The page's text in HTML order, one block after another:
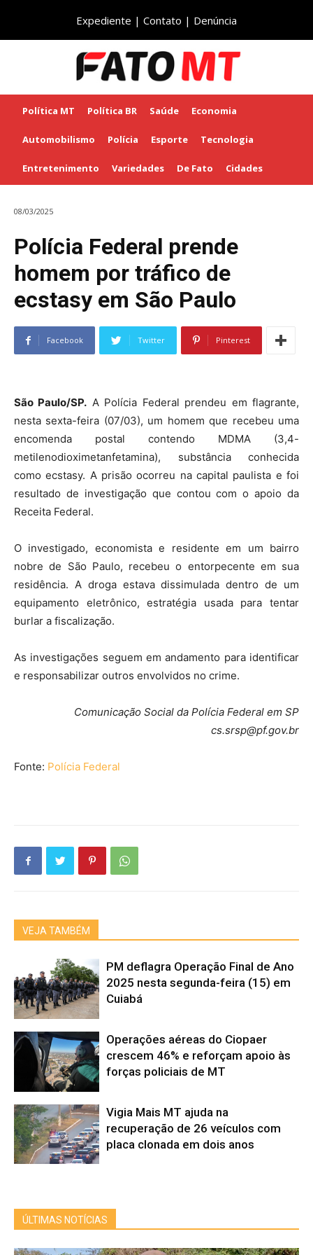
Expediente | Contato | Denúncia
Política MT Política BR Saúde Economia
Automobilismo Polícia Esporte Tecnologia
Entretenimento Variedades De Fato Cidades
08/03/2025
Polícia Federal prende
homem por tráfico de
ecstasy em São Paulo
Facebook Twitter Pinterest
São Paulo/SP. A Polícia Federal prendeu em flagrante,
nesta sexta-feira (07/03), um homem que recebeu uma
encomenda postal contendo MDMA (3,4-
metilenodioximetanfetamina), substância conhecida
como ecstasy. A prisão ocorreu na capital paulista e foi
resultado de investigação que contou com o apoio da
Receita Federal.
O investigado, economista e residente em um bairro
nobre de São Paulo, recebeu o entorpecente em sua
residência. A droga estava dissimulada dentro de um
equipamento eletrônico, estratégia usada para tentar
burlar a fiscalização.
As investigações seguem em andamento para identificar
e responsabilizar outros envolvidos no crime.
Comunicação Social da Polícia Federal em SP
cs.srsp@pf.gov.br
Fonte: Polícia Federal
VEJA TAMBÉM
PM deflagra Operação Final de Ano
2025 nesta segunda-feira (15) em
Cuiabá
Operações aéreas do Ciopaer
crescem 46% e reforçam apoio às
forças policiais de MT
Vigia Mais MT ajuda na
recuperação de 26 veículos com
placa clonada em dois anos
ÚLTIMAS NOTÍCIAS